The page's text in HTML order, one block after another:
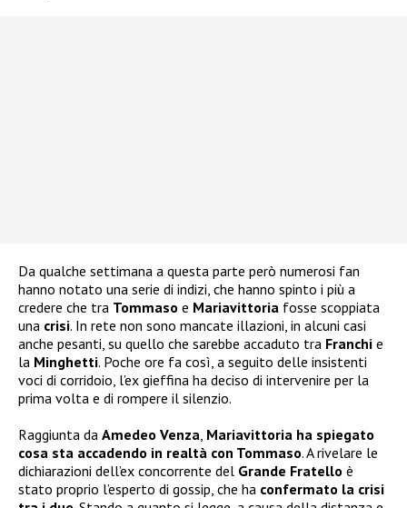
Da qualche settimana a questa parte però numerosi fan
hanno notato una serie di indizi, che hanno spinto i più a
credere che tra Tommaso e Mariavittoria fosse scoppiata
una crisi. In rete non sono mancate illazioni, in alcuni casi
anche pesanti, su quello che sarebbe accaduto tra Franchi e
la Minghetti. Poche ore fa così, a seguito delle insistenti
voci di corridoio, l’ex gieffina ha deciso di intervenire per la
prima volta e di rompere il silenzio.
Raggiunta da Amedeo Venza, Mariavittoria ha spiegato
cosa sta accadendo in realtà con Tommaso. A rivelare le
dichiarazioni dell’ex concorrente del Grande Fratello è
stato proprio l’esperto di gossip, che ha confermato la crisi